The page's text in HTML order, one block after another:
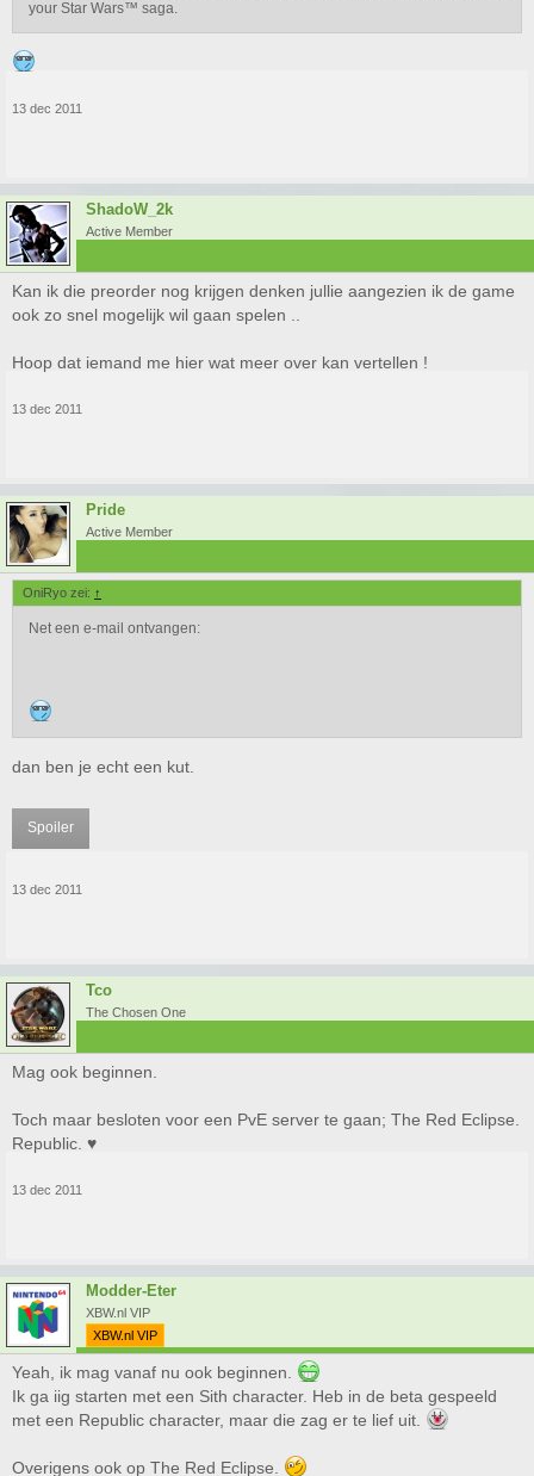
your Star Wars™ saga.
13 dec 2011
ShadoW_2k
Active Member
Kan ik die preorder nog krijgen denken jullie aangezien ik de game
ook zo snel mogelijk wil gaan spelen ..
Hoop dat iemand me hier wat meer over kan vertellen !
13 dec 2011
Pride
Active Member
OniRyo zei: ↑
Net een e-mail ontvangen:
dan ben je echt een kut.
Spoiler
13 dec 2011
Tco
The Chosen One
Mag ook beginnen.
Toch maar besloten voor een PvE server te gaan; The Red Eclipse.
Republic. ♥
13 dec 2011
Modder-Eter
XBW.nl VIP
XBW.nl VIP
Yeah, ik mag vanaf nu ook beginnen.
Ik ga iig starten met een Sith character. Heb in de beta gespeeld
met een Republic character, maar die zag er te lief uit.
Overigens ook op The Red Eclipse.